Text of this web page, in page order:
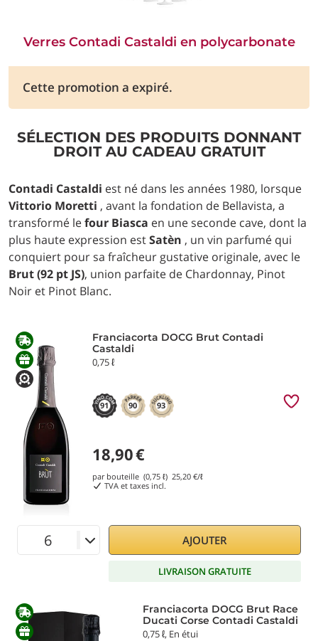
Verres Contadi Castaldi en polycarbonate
Cette promotion a expiré.
SÉLECTION DES PRODUITS DONNANT
DROIT AU CADEAU GRATUIT
Contadi Castaldi est né dans les années 1980, lorsque
Vittorio Moretti , avant la fondation de Bellavista, a
transformé lefour Biasca en une seconde cave, dont la
plus haute expression estSatèn , un vin parfumé qui
conquiert pour sa fraîcheur gustative originale, avec le
Brut (92 pt JS), union parfaite de Chardonnay, Pinot
Noir et Pinot Blanc.
Franciacorta DOCG Brut Contadi
Castaldi
0,75 ℓ
91 90 93
18,90€
par bouteille (0,75 ℓ) 25,20 €/ℓ
TVA et taxes incl.
AJOUTER
LIVRAISON GRATUITE
Franciacorta DOCG Brut Race
Ducati Corse Contadi Castaldi
0,75 ℓ, En étui